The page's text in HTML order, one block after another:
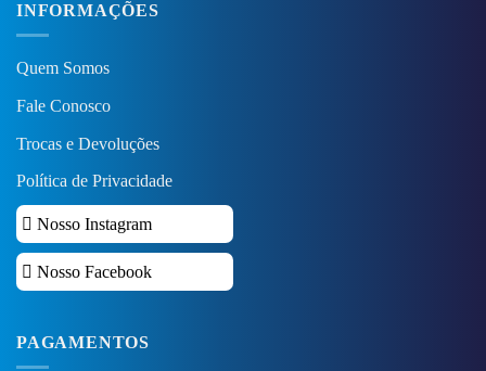
INFORMAÇÕES
Quem Somos
Fale Conosco
Trocas e Devoluções
Política de Privacidade
Nosso Instagram
Nosso Facebook
PAGAMENTOS